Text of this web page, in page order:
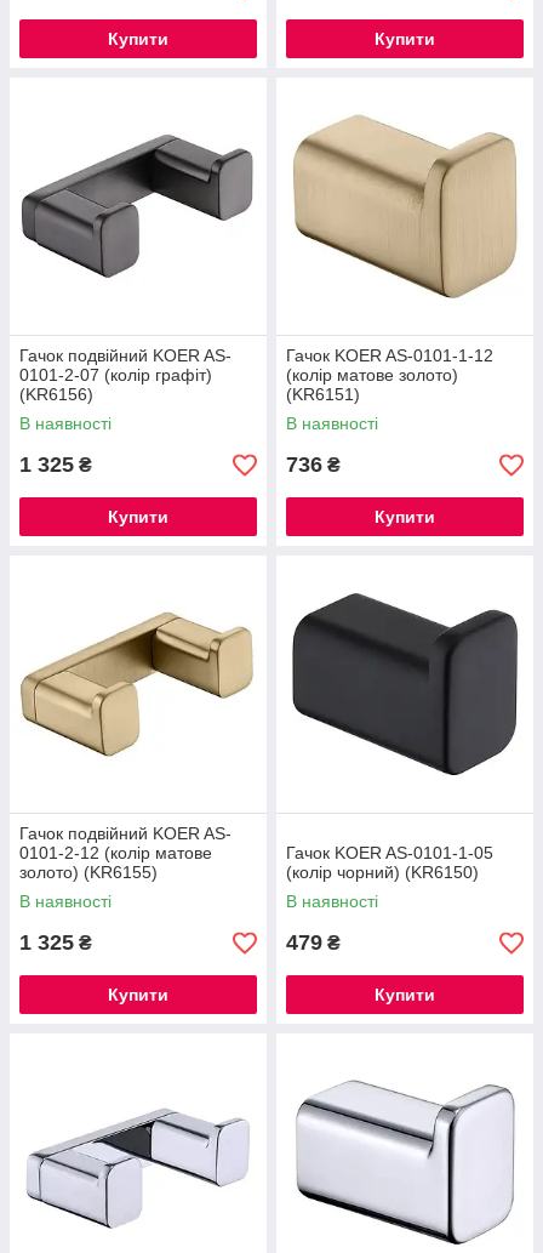
Купити Купити
Гачок подвійний KOER AS-
0101-2-07 (колір графіт)
(KR6156)
В наявності
1 325 ₴
Купити
Гачок KOER AS-0101-1-12
(колір матове золото)
(KR6151)
В наявності
736 ₴
Купити
Гачок подвійний KOER AS-
0101-2-12 (колір матове
золото) (KR6155)
В наявності
1 325 ₴
Купити
Гачок KOER AS-0101-1-05
(колір чорний) (KR6150)
В наявності
479 ₴
Купити